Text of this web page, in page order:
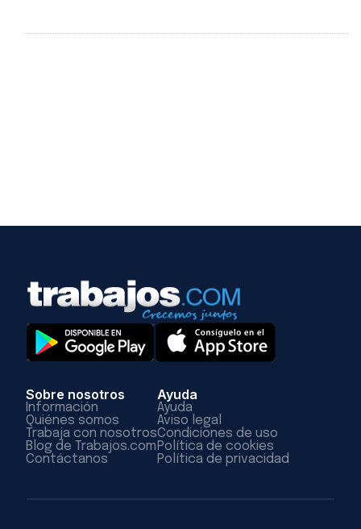
Sobre nosotros
Información
Quiénes somos
Trabaja con nosotros
Blog de Trabajos.com
Contáctanos
Ayuda
Ayuda
Aviso legal
Condiciones de uso
Política de cookies
Política de privacidad